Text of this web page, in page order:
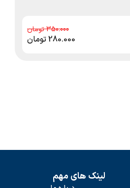
350.000
280.000تومان
لینک های مهم